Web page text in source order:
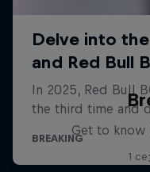
Get to know
1